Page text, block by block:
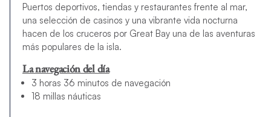
Puertos deportivos, tiendas y restaurantes frente al mar,
una selección de casinos y una vibrante vida nocturna
hacen de los cruceros por Great Bay una de las aventuras
más populares de la isla.
La navegación del día
3 horas 36 minutos de navegación
18 millas náuticas